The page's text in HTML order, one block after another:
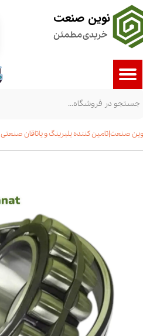
نوین صنعت
خریدی مطمئن
صنعت|تامین کننده بلبرینگ و یاتاقان صنعتی